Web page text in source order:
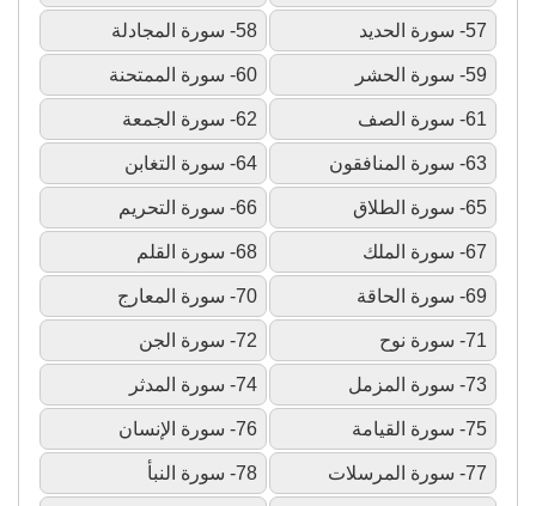
57- سورة الحديد 58- سورة المجادلة
59- سورة الحشر 60- سورة الممتحنة
61- سورة الصف 62- سورة الجمعة
63- سورة المنافقون 64- سورة التغابن
65- سورة الطلاق 66- سورة التحريم
67- سورة الملك 68- سورة القلم
69- سورة الحاقة 70- سورة المعارج
71- سورة نوح 72- سورة الجن
73- سورة المزمل 74- سورة المدثر
75- سورة القيامة 76- سورة الإنسان
77- سورة المرسلات 78- سورة النبأ